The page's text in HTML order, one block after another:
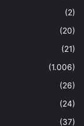
(2)
(20)
(21)
(1.006)
(26)
(24)
(37)